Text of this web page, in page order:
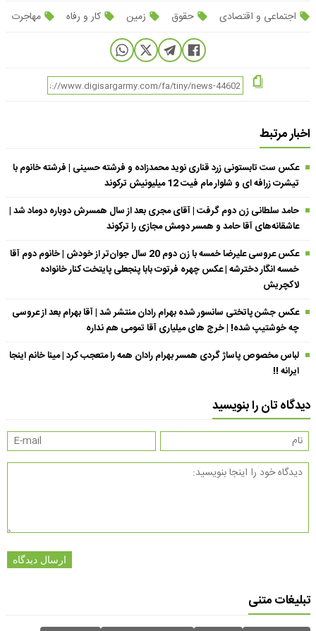
اجتماعی و اقتصادی حقوق زمین کار و رفاه مهاجرت
اخبار مرتبط
عکس ست تابستونی زرد قناری نوید محمدزاده و فرشته حسینی | فرشته خانوم با
تیشرت زرافه ای و شلوار مام فیت 12 میلیونیش ترکوند
حامد سلطانی زن دوم گرفت | آقای مجری بعد از سال همسرش دوباره دوماد شد |
عاشقانه‌های آقا حامد و همسر دومش مجازی را ترکوند
عکس عروسی علیرضا خمسه با زن دوم 20 سال جوان‌تر از خودش | خانوم دوم آقا
خمسه انگار دخترشه | عکس چهره فرتوت بابا پنجعلی پایتخت کنار خانواده
لاکچریش
عکس جشن پاتختی سانسور شده بهرام رادان منتشر شد | آقا بهرام بعد از عروسی
چه خوشتیپ شده! | خرج های میلیاری آقا تمومی هم نداره
لباس مخصوص پاساژ گردی همسر بهرام رادان همه را متعجب کرد | مینا خانم اینجا
ایرانه !!
دیدگاه تان را بنویسید
ارسال دیدگاه
تبلیغات متنی